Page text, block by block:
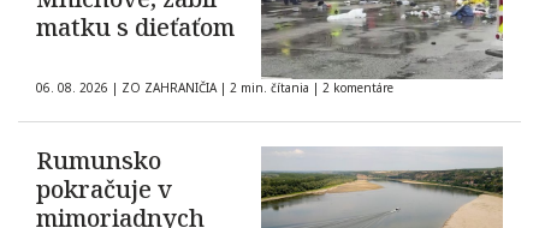
matku s dieťaťom
06. 08. 2026 | ZO ZAHRANIČIA | 2 min. čítania | 2 komentáre
Rumunsko
pokračuje v
mimoriadnych